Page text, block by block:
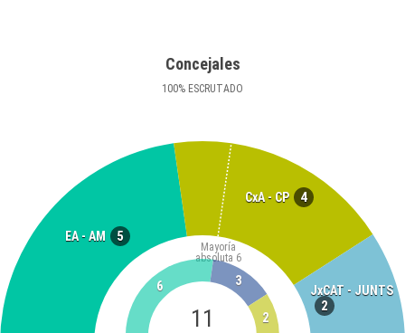
Concejales
100% ESCRUTADO
EA - AM 5
CxA - CP 4
JxCAT - JUNTS
2
11
Mayoría
absoluta 6
6 3
2